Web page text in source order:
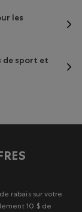
les
de sport et
rabais sur votre
10 $ de